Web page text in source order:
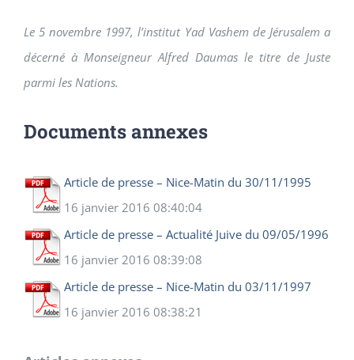
Le 5 novembre 1997, l’institut Yad Vashem de Jérusalem a
décerné à Monseigneur Alfred Daumas le titre de Juste
parmi les Nations.
Documents annexes
Article de presse – Nice-Matin du 30/11/1995
16 janvier 2016 08:40:04
Article de presse – Actualité Juive du 09/05/1996
16 janvier 2016 08:39:08
Article de presse – Nice-Matin du 03/11/1997
16 janvier 2016 08:38:21